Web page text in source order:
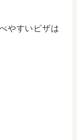
やすいピザは